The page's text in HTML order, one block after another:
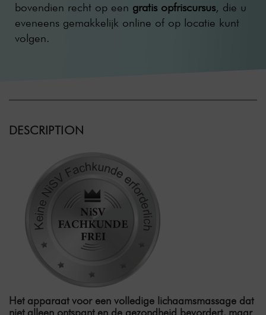
bovendien recht op een gratis opfriscursus, die u
eveneens gemakkelijk online of op locatie kunt
volgen.
DESCRIPTION
Het apparaat voor een volledige lichaamsmassage dat
niet alleen ontspant en de gezondheid bevordert, maar